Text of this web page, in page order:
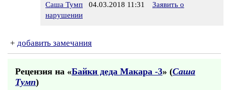
Саша Тумп 04.03.2018 11:31
Заявить о
нарушении
+ добавить замечания
Рецензия на «Байки деда Макара -3» (Саша
Тумп)